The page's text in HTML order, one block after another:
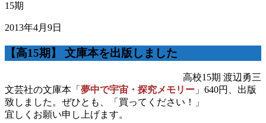
15期
2013年4月9日
【高15期】 文庫本を出版しました
高校15期 渡辺勇三
文芸社の文庫本「 夢中で宇宙・探究メモリー 」640円、出版
致しました。ぜひとも、「買ってください！」
宜しくお願い申し上げます。